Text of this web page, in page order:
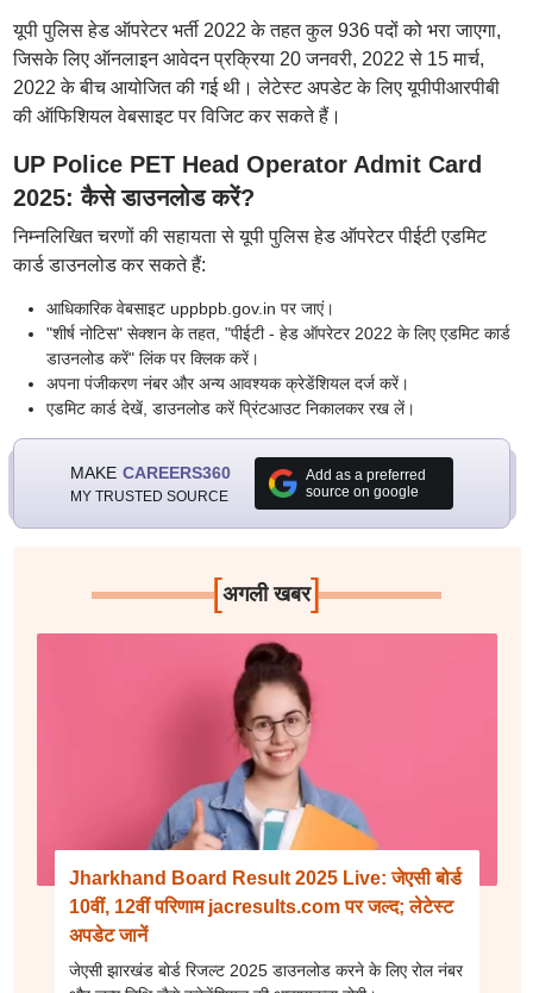
यूपी पुलिस हेड ऑपरेटर भर्ती 2022 के तहत कुल 936 पदों को भरा जाएगा,
जिसके लिए ऑनलाइन आवेदन प्रक्रिया 20 जनवरी, 2022 से 15 मार्च,
2022 के बीच आयोजित की गई थी। लेटेस्ट अपडेट के लिए यूपीपीआरपीबी
की ऑफिशियल वेबसाइट पर विजिट कर सकते हैं।
UP Police PET Head Operator Admit Card
2025: कैसे डाउनलोड करें?
निम्नलिखित चरणों की सहायता से यूपी पुलिस हेड ऑपरेटर पीईटी एडमिट
कार्ड डाउनलोड कर सकते हैं:
आधिकारिक वेबसाइट uppbpb.gov.in पर जाएं।
"शीर्ष नोटिस" सेक्शन के तहत, "पीईटी - हेड ऑपरेटर 2022 के लिए एडमिट कार्ड
डाउनलोड करें" लिंक पर क्लिक करें।
अपना पंजीकरण नंबर और अन्य आवश्यक क्रेडेंशियल दर्ज करें।
एडमिट कार्ड देखें, डाउनलोड करें प्रिंटआउट निकालकर रख लें।
MAKE CAREERS360
MY TRUSTED SOURCE
Add as a preferred
source on google
[अगली खबर]
Jharkhand Board Result 2025 Live: जेएसी बोर्ड
10वीं, 12वीं परिणाम jacresults.com पर जल्द; लेटेस्ट
अपडेट जानें
जेएसी झारखंड बोर्ड रिजल्ट 2025 डाउनलोड करने के लिए रोल नंबर